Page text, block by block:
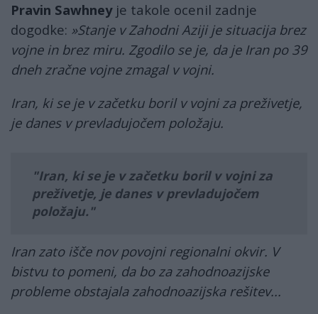
Pravin Sawhneyje takole ocenil zadnje
dogodke: »Stanje v Zahodni Aziji je situacija brez
vojne in brez miru. Zgodilo se je, da je Iran po 39
dneh zračne vojne zmagal v vojni.
Iran, ki se je v začetku boril v vojni za preživetje,
je danes v prevladujočem položaju.
Iran, ki se je v začetku boril v vojni za
preživetje, je danes v prevladujočem
položaju.
Iran zato išče nov povojni regionalni okvir. V
bistvu to pomeni, da bo za zahodnoazijske
probleme obstajala zahodnoazijska rešitev...